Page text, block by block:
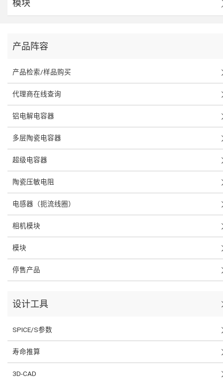
模块
产品阵容
产品检索/样品购买
代理商在线查询
铝电解电容器
多层陶瓷电容器
超级电容器
陶瓷压敏电阻
电感器（扼流线圈）
相机模块
模块
停售产品
设计工具
SPICE/S参数
寿命推算
3D-CAD